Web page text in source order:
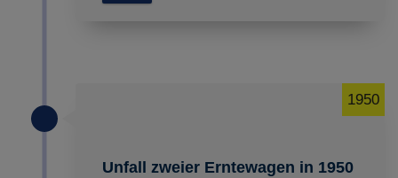
Unfall zweier Erntewagen in 1950
1950